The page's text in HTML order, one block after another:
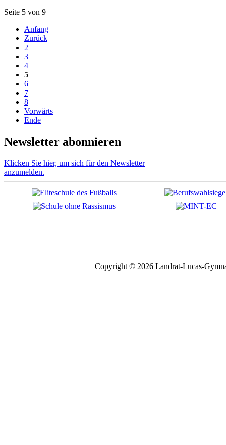
Seite 5 von 9
Anfang
Zurück
2
3
4
5
6
7
8
Vorwärts
Ende
Newsletter abonnieren
Klicken Sie hier, um sich für den Newsletter
anzumelden.
Copyright © 2026 Landrat-Lucas-